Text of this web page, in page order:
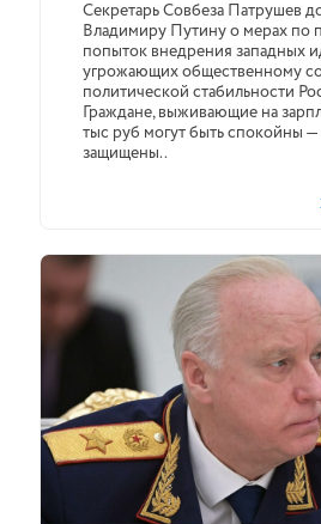
Секретарь Совбеза Патрушев
Владимиру Путину о мерах по
попыток внедрения западных
угрожающих общественному
политической стабильности
Граждане, выживающие на
тыс руб могут быть спокойны —
защищены..